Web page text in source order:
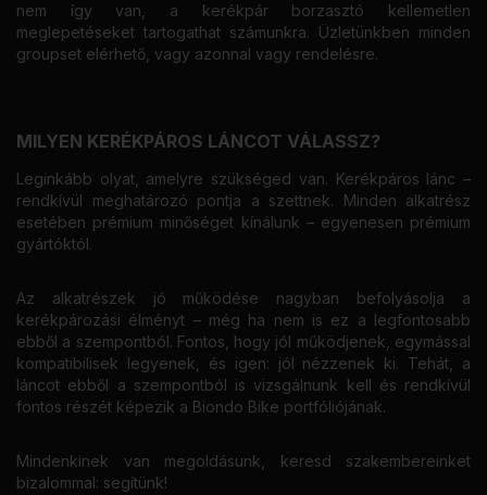
nem így van, a kerékpár borzasztó kellemetlen
meglepetéseket tartogathat számunkra. Üzletünkben minden
groupset elérhető, vagy azonnal vagy rendelésre.
MILYEN KERÉKPÁROS LÁNCOT VÁLASSZ?
Leginkább olyat, amelyre szükséged van. Kerékpáros lánc –
rendkívül meghatározó pontja a szettnek. Minden alkatrész
esetében prémium minőséget kínálunk – egyenesen prémium
gyártóktól.
Az alkatrészek jó működése nagyban befolyásolja a
kerékpározási élményt – még ha nem is ez a legfontosabb
ebből a szempontból. Fontos, hogy jól működjenek, egymással
kompatibilisek legyenek, és igen: jól nézzenek ki. Tehát, a
láncot ebből a szempontból is vizsgálnunk kell és rendkívül
fontos részét képezik a Biondo Bike portfóliójának.
Mindenkinek van megoldásunk, keresd szakembereinket
bizalommal: segítünk!